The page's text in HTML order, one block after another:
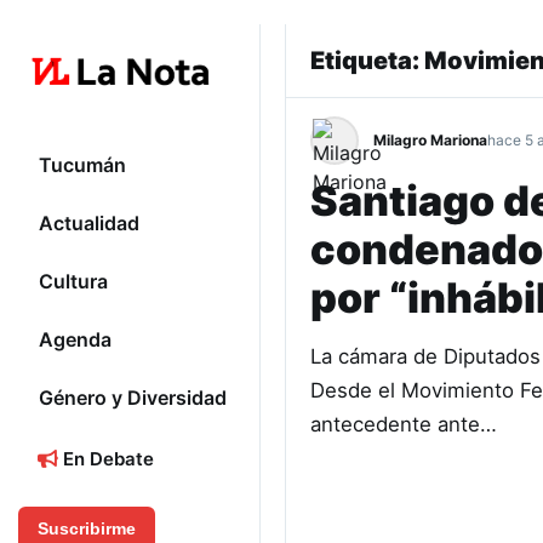
Tucumán
Actualidad
Cultura
Agenda
Género y Diversidad
En Debate
Suscribirme
Etiqueta:
Milagro Marionahace 5
Santiago
por
La cámara de
Desde el Movimiento
antecedente ante…